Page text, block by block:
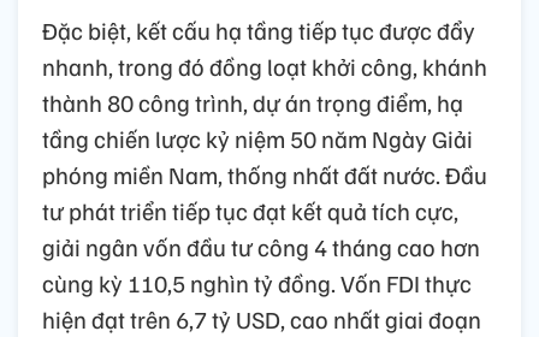
Đặc biệt, kết cấu hạ tầng tiếp tục được đẩy
nhanh, trong đó đồng loạt khởi công, khánh
thành 80 công trình, dự án trọng điểm, hạ
tầng chiến lược kỷ niệm 50 năm Ngày Giải
phóng miền Nam, thống nhất đất nước. Đầu
tư phát triển tiếp tục đạt kết quả tích cực,
giải ngân vốn đầu tư công 4 tháng cao hơn
cùng kỳ 110,5 nghìn tỷ đồng. Vốn FDI thực
hiện đạt trên 6,7 tỷ USD, cao nhất giai đoạn